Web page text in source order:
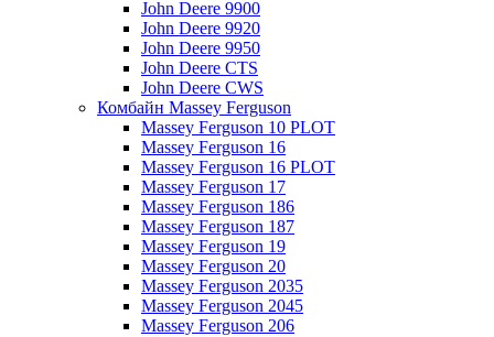
John Deere 9900
John Deere 9920
John Deere 9950
John Deere CTS
John Deere CWS
Комбайн Massey Ferguson
Massey Ferguson 10 PLOT
Massey Ferguson 16
Massey Ferguson 16 PLOT
Massey Ferguson 17
Massey Ferguson 186
Massey Ferguson 187
Massey Ferguson 19
Massey Ferguson 20
Massey Ferguson 2035
Massey Ferguson 2045
Massey Ferguson 206